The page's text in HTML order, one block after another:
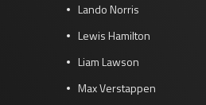
za 19:00 - 20:00
zo 17:00 - 19:00
Lando Norris
Lewis Hamilton
Liam Lawson
Max Verstappen